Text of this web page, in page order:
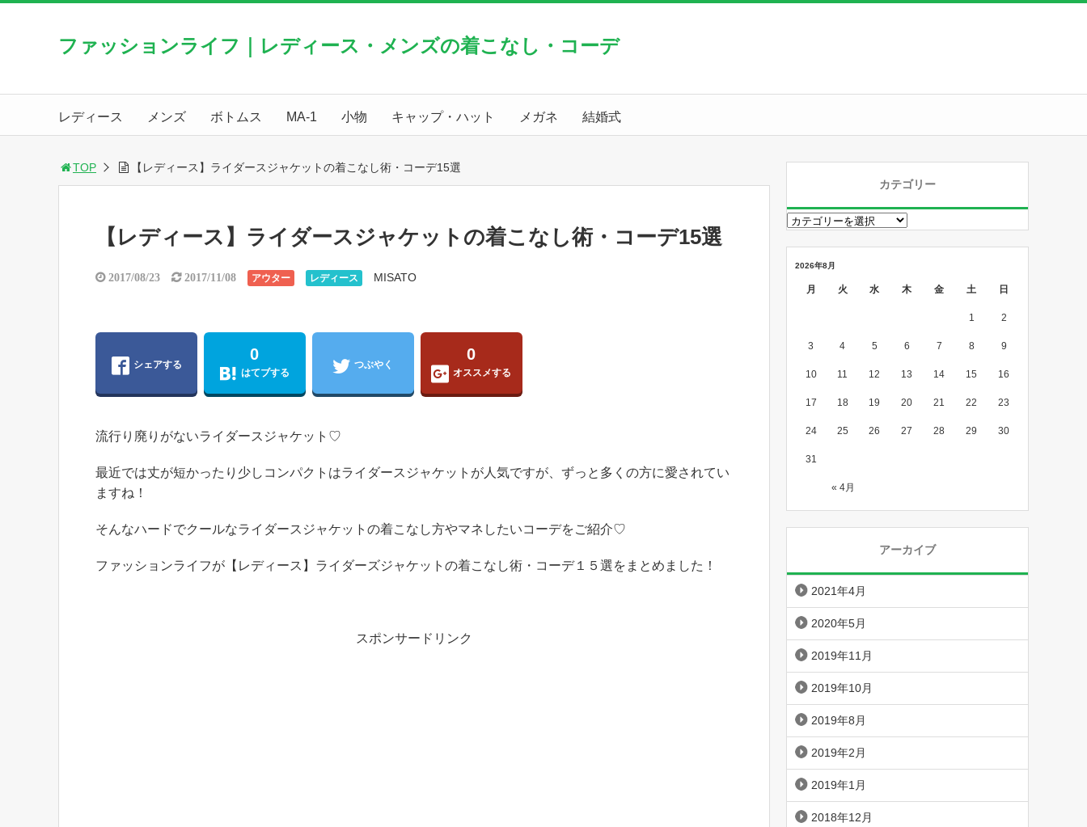
ファッションライフ｜レディース・メンズの着こなし・コーデ
レディース メンズ ボトムス MA-1 小物 キャップ・ハット メガネ 結婚式
TOP 【レディース】ライダースジャケットの着こなし術・コーデ15選
【レディース】ライダースジャケットの着こなし術・コーデ15選
2017/08/23 2017/11/08 アウター レディース MISATO
シェアする
0
はてブする
つぶやく
0
オススメする
流行り廃りがないライダースジャケット♡
最近では丈が短かったり少しコンパクトはライダースジャケットが人気ですが、ずっと多くの方に愛されてい
ますね！
そんなハードでクールなライダースジャケットの着こなし方やマネしたいコーデをご紹介♡
ファッションライフが【レディース】ライダーズジャケットの着こなし術・コーデ１５選をまとめました！
スポンサードリンク
カテゴリー
2026年8月
月 火 水 木 金 土 日
« 4月
1 2
3 4 5 6 7 8 9
10 11 12 13 14 15 16
17 18 19 20 21 22 23
24 25 26 27 28 29 30
31
アーカイブ
2021年4月
2020年5月
2019年11月
2019年10月
2019年8月
2019年2月
2019年1月
2018年12月